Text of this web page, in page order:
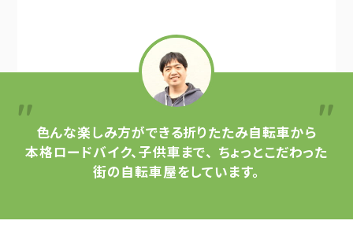
色んな楽しみ方ができる折りたたみ自転車から
本格ロードバイク、子供車まで、 ちょっとこだわった
街の自転車屋をしています。